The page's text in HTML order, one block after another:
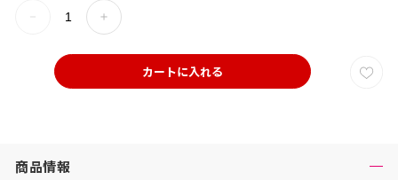
カートに入れる
商品情報